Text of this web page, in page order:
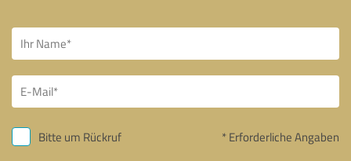
Bitte um Rückruf * Erforderliche Angaben